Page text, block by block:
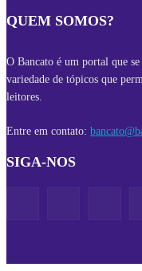
QUEM SOMOS?
O Bancato é um portal que
variedade de tópicos que
leitores.
Entre em contato:
SIGA-NOS